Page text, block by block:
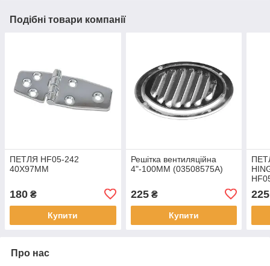
Подібні товари компанії
ПЕТЛЯ HF05-242
40X97MM
180 ₴
Купити
Решітка вентиляційна
4"-100MM (03508575A)
225₴
Купити
225
Про нас